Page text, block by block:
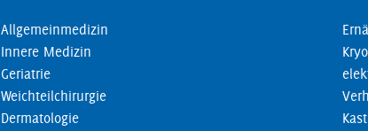
Allgemeinmedizin
Innere Medizin
Geriatrie
Weichteilchirurgie
Dermatologie